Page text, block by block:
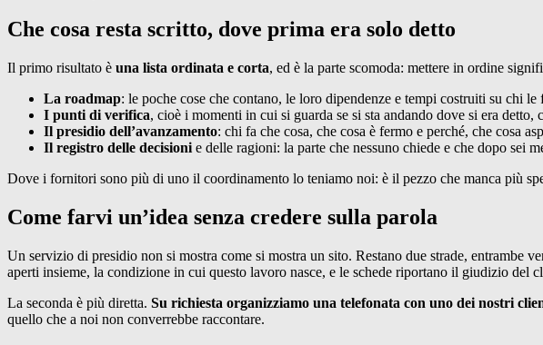
Che cosa resta scritto, dove prima era solo detto
Il primo risultato è una lista ordinata e corta, ed è la parte scomoda: mettere in ordine
La roadmap: le poche cose che contano, le loro dipendenze e tempi costruiti su chi le
I punti di verifica, cioè i momenti in cui si guarda se si sta andando dove si era detto,
Il presidio dell’avanzamento: chi fa che cosa, che cosa è fermo e perché, che cosa
Il registro delle decisioni e delle ragioni: la parte che nessuno chiede e che dopo sei
Dove i fornitori sono più di uno il coordinamento lo teniamo noi: è il pezzo che manca più
Come farvi un’idea senza credere sulla parola
Un servizio di presidio non si mostra come si mostra un sito. Restano due strade, entrambe
aperti insieme, la condizione in cui questo lavoro nasce, e le schede riportano il giudizio del
La seconda è più diretta. Su richiesta organizziamo una telefonata con uno dei nostri
quello che a noi non converrebbe raccontare.